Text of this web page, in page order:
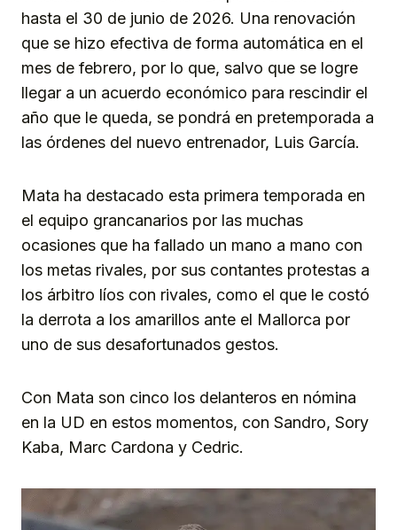
hasta el 30 de junio de 2026. Una renovación
que se hizo efectiva de forma automática en el
mes de febrero, por lo que, salvo que se logre
llegar a un acuerdo económico para rescindir el
año que le queda, se pondrá en pretemporada a
las órdenes del nuevo entrenador, Luis García.
Mata ha destacado esta primera temporada en
el equipo grancanarios por las muchas
ocasiones que ha fallado un mano a mano con
los metas rivales, por sus contantes protestas a
los árbitro líos con rivales, como el que le costó
la derrota a los amarillos ante el Mallorca por
uno de sus desafortunados gestos.
Con Mata son cinco los delanteros en nómina
en la UD en estos momentos, con Sandro, Sory
Kaba, Marc Cardona y Cedric.